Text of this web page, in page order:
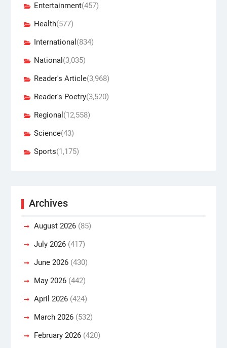
Entertainment(457)
Health(577)
International (834)
National (3,035)
Reader's Article(3,968)
Reader's Poetry(3,520)
Regional (12,558)
Science(43)
Sports(1,175)
Archives
August 2026(85)
July 2026(417)
June 2026(430)
May 2026(442)
April 2026(424)
March 2026(532)
February 2026(420)